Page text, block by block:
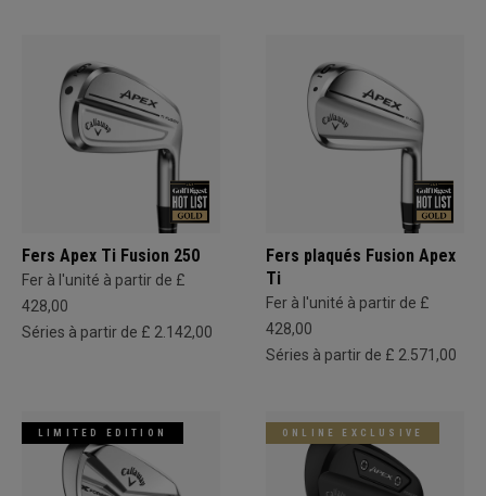
Fers Apex Ti Fusion 250
Fer à l'unité à partir de £
428,00
Séries à partir de £ 2.142,00
Fers plaqués Fusion Apex
Ti
Fer à l'unité à partir de £
428,00
Séries à partir de £ 2.571,00
LIMITED EDITION ONLINE EXCLUSIVE